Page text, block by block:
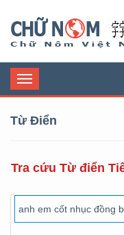
Toggle
navigation
Từ Điển
Tra cứu Từ điển